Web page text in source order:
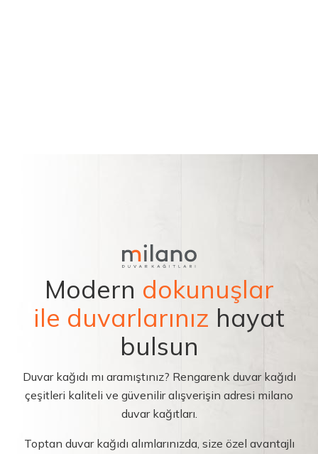
Modern dokunuşlar
ile duvarlarınız hayat
bulsun
Duvar kağıdı mı aramıştınız? Rengarenk duvar kağıdı
çeşitleri kaliteli ve güvenilir alışverişin adresi milano
duvar kağıtları.
Toptan duvar kağıdı alımlarınızda, size özel avantajlı